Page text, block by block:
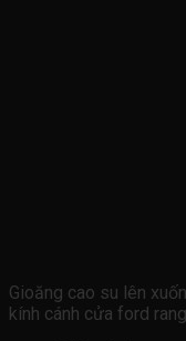
Gioăng cao su lên
kính cánh cửa ford